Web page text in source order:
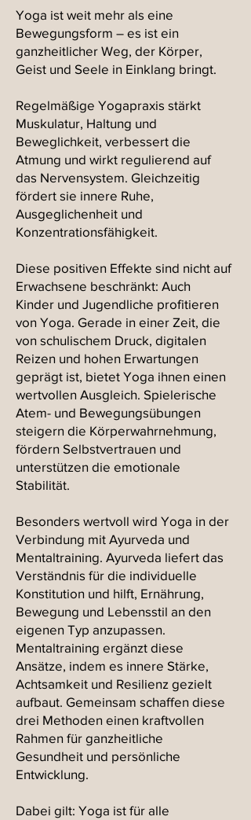
Yoga ist weit mehr als eine
Bewegungsform – es ist ein
ganzheitlicher Weg, der Körper,
Geist und Seele in Einklang bringt.
Regelmäßige Yogapraxis stärkt
Muskulatur, Haltung und
Beweglichkeit, verbessert die
Atmung und wirkt regulierend auf
das Nervensystem. Gleichzeitig
fördert sie innere Ruhe,
Ausgeglichenheit und
Konzentrationsfähigkeit.
Diese positiven Effekte sind nicht auf
Erwachsene beschränkt: Auch
Kinder und Jugendliche profitieren
von Yoga. Gerade in einer Zeit, die
von schulischem Druck, digitalen
Reizen und hohen Erwartungen
geprägt ist, bietet Yoga ihnen einen
wertvollen Ausgleich. Spielerische
Atem- und Bewegungsübungen
steigern die Körperwahrnehmung,
fördern Selbstvertrauen und
unterstützen die emotionale
Stabilität.
Besonders wertvoll wird Yoga in der
Verbindung mit Ayurveda und
Mentaltraining. Ayurveda liefert das
Verständnis für die individuelle
Konstitution und hilft, Ernährung,
Bewegung und Lebensstil an den
eigenen Typ anzupassen.
Mentaltraining ergänzt diese
Ansätze, indem es innere Stärke,
Achtsamkeit und Resilienz gezielt
aufbaut. Gemeinsam schaffen diese
drei Methoden einen kraftvollen
Rahmen für ganzheitliche
Gesundheit und persönliche
Entwicklung.
Dabei gilt: Yoga ist für alle